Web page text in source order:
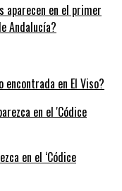
aparecen en el primer
Andalucía?
en El Viso?
en el ‘Códice